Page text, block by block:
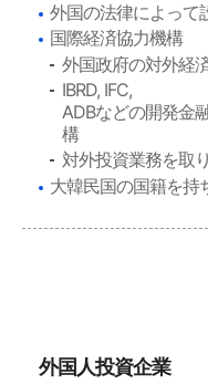
外国の法律によって
国際経済協力機構
外国政府の対外経
IBRD, IFC,
ADBなどの開発金
構
対外投資業務を取
大韓民国の国籍を持
外国人投資企業